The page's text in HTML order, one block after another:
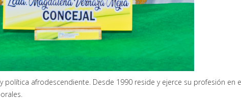
política afrodescendiente. Desde 1990 reside y ejerce su profesión en